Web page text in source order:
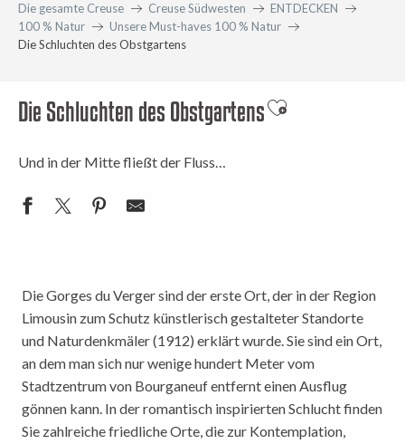
Die gesamte Creuse Creuse Südwesten
ENTDECKEN
100 % Natur
Unsere Must-haves 100 % Natur
Die Schluchten des Obstgartens
Die Schluchten des ObstgartensAjouter aux
Und in der Mitte fließt der Fluss…
Die Gorges du Verger sind der erste Ort, der in der Region
Limousin zum Schutz künstlerisch gestalteter Standorte
und Naturdenkmäler (1912) erklärt wurde. Sie sind ein Ort,
an dem man sich nur wenige hundert Meter vom
Stadtzentrum von Bourganeuf entfernt einen Ausflug
gönnen kann. In der romantisch inspirierten Schlucht finden
Sie zahlreiche friedliche Orte, die zur Kontemplation,